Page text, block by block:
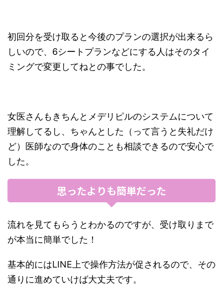
初回分を受け取ると今後のプランの選択が出来るら
しいので、6シートプランなどにする人はそのタイ
ミングで変更してねとの事でした。
女医さんもきちんとメデリピルのシステムについて
理解してるし、ちゃんとした（って言うと失礼だけ
ど）医師なので身体のことも相談できるので安心で
した。
思ったよりも簡単だった
流れを見てもらうとわかるのですが、受け取りまで
が本当に簡単でした！
基本的にはLINE上で操作方法が促されるので、その
通りに進めていけば大丈夫です。